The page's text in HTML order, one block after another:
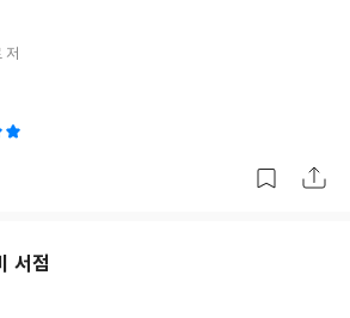
남자이니 만족하지 못할 것이다. 술라는 어둡
묘사하는데 반해 자라나는 율리우스 카이
물로 그려진다. 저자의 사랑을 듬뿍 받고 있
한 단점은 부족한 인내심인데 훌륭한 어머니
훈육으로 점점 나아지고 있다. 위대한 마리
아니고 마리우스2세도 아니고 바로 율리우
드러내고 있는 셈이다.
지 동지로 끌어들이고 그 누구보다 더 열심
통을 지키려고 동분서주했다. 이탈리아 촌
을 보이려면 파트리키 귀족으로서의 혈통
오히려 더욱 천시하고 냉대하는 모습에는
다. 그토록 원하던 권력을 손에 쥔 후 미트
도 없이 평민들의 지지를 등에 업고 집정관
권을 빼앗으려는 마리우스로 인해 로마에
다. 술라는 신성불가침의 도시 로마에 군대
저
서점